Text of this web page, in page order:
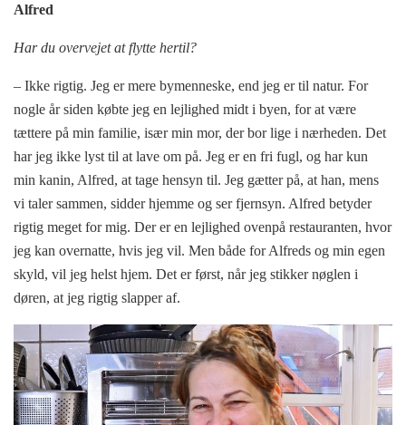
Alfred
Har du overvejet at flytte hertil?
– Ikke rigtig. Jeg er mere bymenneske, end jeg er til natur. For
nogle år siden købte jeg en lejlighed midt i byen, for at være
tættere på min familie, især min mor, der bor lige i nærheden. Det
har jeg ikke lyst til at lave om på. Jeg er en fri fugl, og har kun
min kanin, Alfred, at tage hensyn til. Jeg gætter på, at han, mens
vi taler sammen, sidder hjemme og ser fjernsyn. Alfred betyder
rigtig meget for mig. Der er en lejlighed ovenpå restauranten, hvor
jeg kan overnatte, hvis jeg vil. Men både for Alfreds og min egen
skyld, vil jeg helst hjem. Det er først, når jeg stikker nøglen i
døren, at jeg rigtig slapper af.